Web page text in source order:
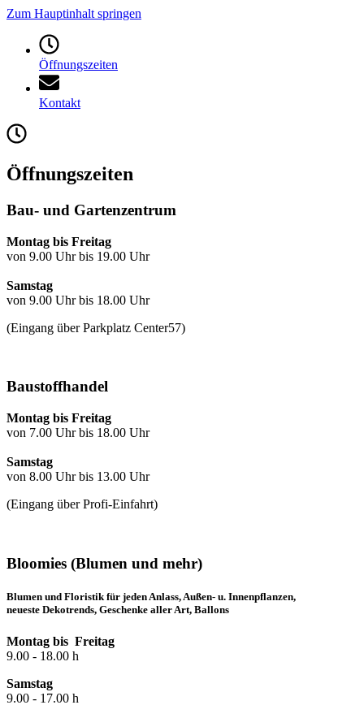
Zum Hauptinhalt springen
Öffnungszeiten
Kontakt
Öffnungszeiten
Bau- und Gartenzentrum
Montag bis Freitag
von 9.00 Uhr bis 19.00 Uhr
Samstag
von 9.00 Uhr bis 18.00 Uhr
(Eingang über Parkplatz Center57)
Baustoffhandel
Montag bis Freitag
von 7.00 Uhr bis 18.00 Uhr
Samstag
von 8.00 Uhr bis 13.00 Uhr
(Eingang über Profi-Einfahrt)
Bloomies (Blumen und mehr)
Blumen und Floristik für jeden Anlass, Außen- u. Innenpflanzen,
neueste Dekotrends, Geschenke aller Art, Ballons
Montag bis Freitag
9.00 - 18.00 h
Samstag
9.00 - 17.00 h